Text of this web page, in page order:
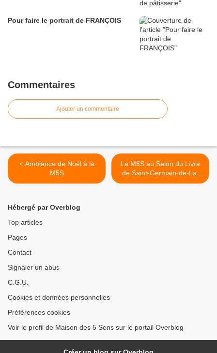
Pour faire le portrait de FRANÇOIS
Commentaires
Ajouter un commentaire
< Ambiance de Noël à la
M5S
La M5S au Salon du Livre
de Saint-Germain-de-La-
Rivière(33) >
Hébergé par Overblog
Top articles
Pages
Contact
Signaler un abus
C.G.U.
Cookies et données personnelles
Préférences cookies
Voir le profil de Maison des 5 Sens sur le portail Overblog